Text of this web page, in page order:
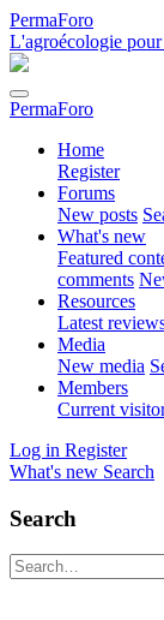
PermaForo
L'agroécologie
PermaForo
Home
Register
Forums
New posts
What's new
Featured
comments
Resources
Latest
Media
New media
Members
Current
Log in Register
What's new Search
Search